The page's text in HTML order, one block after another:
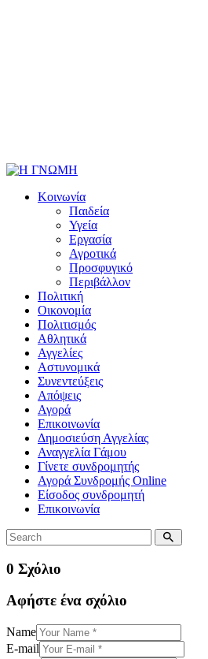
Κοινωνία
Παιδεία
Υγεία
Εργασία
Αγροτικά
Προσφυγικό
Περιβάλλον
Πολιτική
Οικονομία
Πολιτισμός
Αθλητικά
Αγγελίες
Αστυνομικά
Συνεντεύξεις
Απόψεις
Αγορά
Επικοινωνία
Δημοσιεύση Αγγελίας
Αναγγελία Γάμου
Γίνετε συνδρομητής
Αγορά Συνδρομής Online
Είσοδος συνδρομητή
Επικοινωνία
0 Σχόλιο
Αφήστε ένα σχόλιο
Name
E-mail